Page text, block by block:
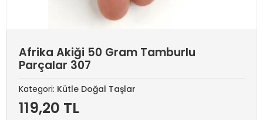
Afrika Akiği 50 Gram Tamburlu
Parçalar 307
Kategori: Kütle Doğal Taşlar
119,20 TL